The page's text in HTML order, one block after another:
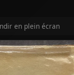
en plein écran